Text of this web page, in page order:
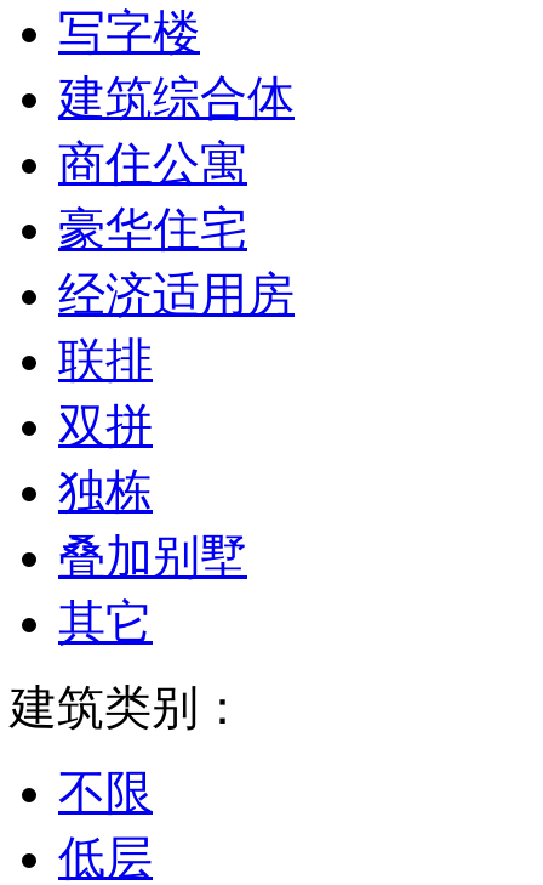
写字楼
建筑综合体
商住公寓
豪华住宅
经济适用房
联排
双拼
独栋
叠加别墅
其它
建筑类别：
不限
低层